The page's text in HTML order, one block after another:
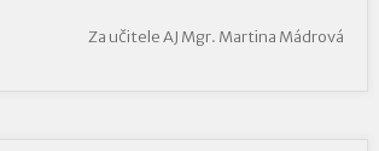
Za učitele AJ Mgr. Martina Mádrová